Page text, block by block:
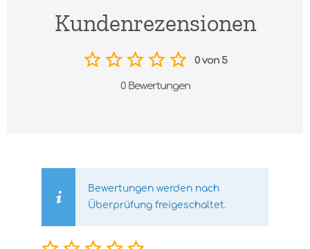
Kundenrezensionen
0 von 5
0 Bewertungen
Bewertungen werden nach
Überprüfung freigeschaltet.